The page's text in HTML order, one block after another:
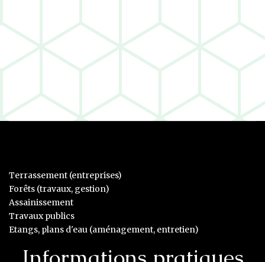
Terrassement (entreprises)
Forêts (travaux, gestion)
Assainissement
Travaux publics
Etangs, plans d'eau (aménagement, entretien)